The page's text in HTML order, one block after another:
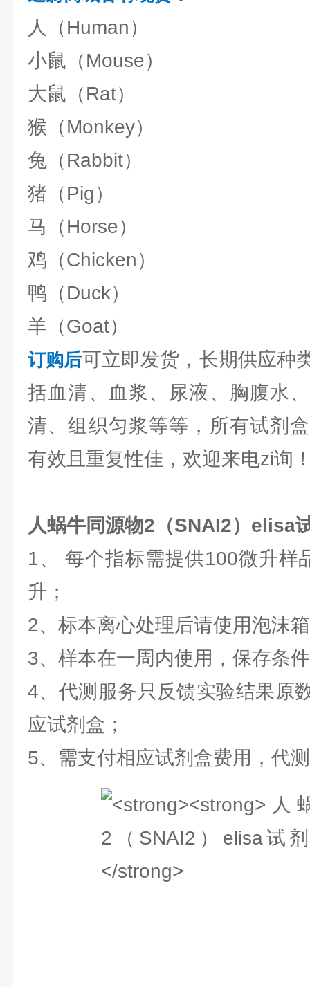
人（Human）
小鼠（Mouse）
大鼠（Rat）
猴（Monkey）
兔（Rabbit）
猪（Pig）
马（Horse）
鸡（Chicken）
鸭（Duck）
羊（Goat）
订购后可立即发货，长期供应种
括血清、血浆、尿液、胸腹水
清、组织匀浆等等，所有试剂
有效且重复性佳，欢迎来电zi询
人蜗牛同源物2（SNAI2）elisa
1、 每个指标需提供100微升样
升；
2、标本离心处理后请使用泡沫
3、样本在一周内使用，保存条
4、代测服务只反馈实验结果原
应试剂盒；
5、需支付相应试剂盒费用，代